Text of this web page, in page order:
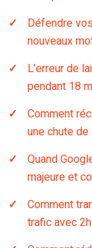
Défendre
nouveaux
L’erreur de
pendant 18
Comment
une chute
Quand
majeure et
Comment
trafic avec